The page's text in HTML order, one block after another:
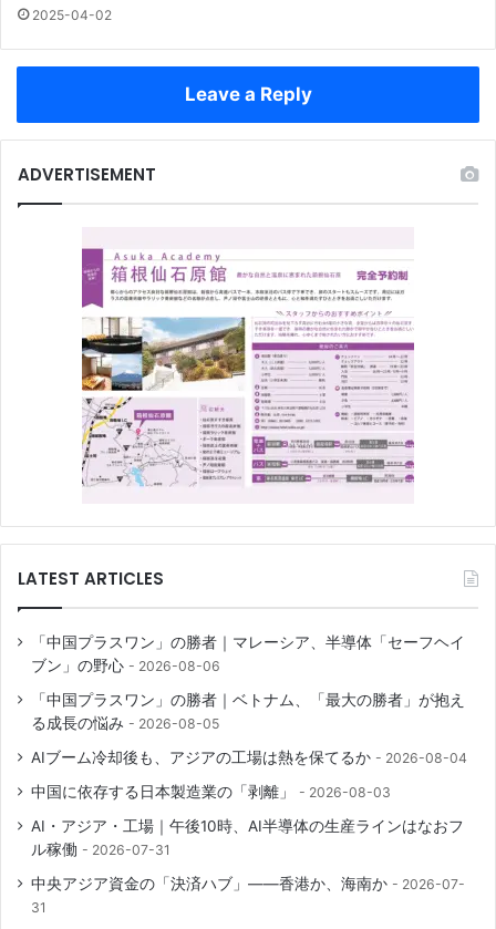
2025-04-02
Leave a Reply
ADVERTISEMENT
LATEST ARTICLES
「中国プラスワン」の勝者｜マレーシア、半導体「セーフヘイ
ブン」の野心
2026-08-06
「中国プラスワン」の勝者｜ベトナム、「最大の勝者」が抱え
る成長の悩み
2026-08-05
AIブーム冷却後も、アジアの工場は熱を保てるか 2026-08-04
中国に依存する日本製造業の「剥離」 2026-08-03
AI・アジア・工場｜午後10時、AI半導体の生産ラインはなおフ
ル稼働
2026-07-31
中央アジア資金の「決済ハブ」――香港か、海南か
2026-07-
31